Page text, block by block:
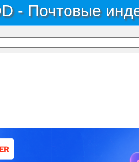
- Почтовые